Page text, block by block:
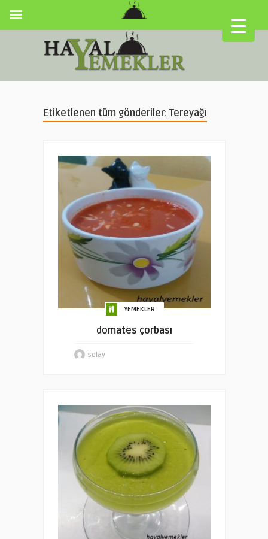
Etiketlenen tüm gönderiler: Tereyağı
YEMEKLER
domates çorbası
selay